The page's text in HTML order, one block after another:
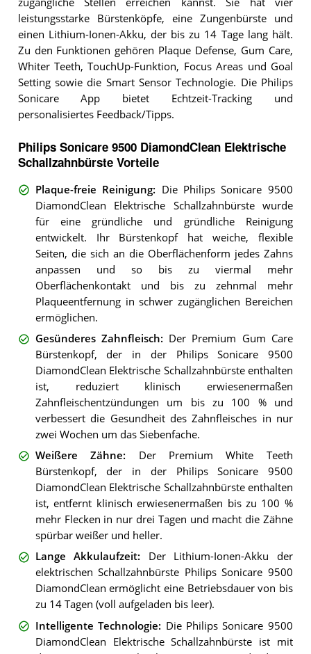
zugängliche Stellen erreichen kannst. Sie hat vier
leistungsstarke Bürstenköpfe, eine Zungenbürste und
einen Lithium-Ionen-Akku, der bis zu 14 Tage lang hält.
Zu den Funktionen gehören Plaque Defense, Gum Care,
Whiter Teeth, TouchUp-Funktion, Focus Areas und Goal
Setting sowie die Smart Sensor Technologie. Die Philips
Sonicare App bietet Echtzeit-Tracking und
personalisiertes Feedback/Tipps.
Philips Sonicare 9500 DiamondClean Elektrische
Schallzahnbürste Vorteile
Plaque-freie Reinigung: Die Philips Sonicare 9500
DiamondClean Elektrische Schallzahnbürste wurde
für eine gründliche und gründliche Reinigung
entwickelt. Ihr Bürstenkopf hat weiche, flexible
Seiten, die sich an die Oberflächenform jedes Zahns
anpassen und so bis zu viermal mehr
Oberflächenkontakt und bis zu zehnmal mehr
Plaqueentfernung in schwer zugänglichen Bereichen
ermöglichen.
Gesünderes Zahnfleisch: Der Premium Gum Care
Bürstenkopf, der in der Philips Sonicare 9500
DiamondClean Elektrische Schallzahnbürste enthalten
ist, reduziert klinisch erwiesenermaßen
Zahnfleischentzündungen um bis zu 100 % und
verbessert die Gesundheit des Zahnfleisches in nur
zwei Wochen um das Siebenfache.
Weißere Zähne: Der Premium White Teeth
Bürstenkopf, der in der Philips Sonicare 9500
DiamondClean Elektrische Schallzahnbürste enthalten
ist, entfernt klinisch erwiesenermaßen bis zu 100 %
mehr Flecken in nur drei Tagen und macht die Zähne
spürbar weißer und heller.
Lange Akkulaufzeit: Der Lithium-Ionen-Akku der
elektrischen Schallzahnbürste Philips Sonicare 9500
DiamondClean ermöglicht eine Betriebsdauer von bis
zu 14 Tagen (voll aufgeladen bis leer).
Intelligente Technologie: Die Philips Sonicare 9500
DiamondClean Elektrische Schallzahnbürste ist mit